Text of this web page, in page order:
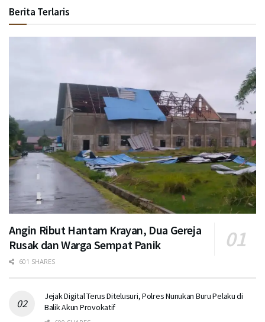
Berita Terlaris
Angin Ribut Hantam Krayan, Dua Gereja
Rusak dan Warga Sempat Panik
601 SHARES
Jejak Digital Terus Ditelusuri, Polres Nunukan Buru Pelaku di
Balik Akun Provokatif